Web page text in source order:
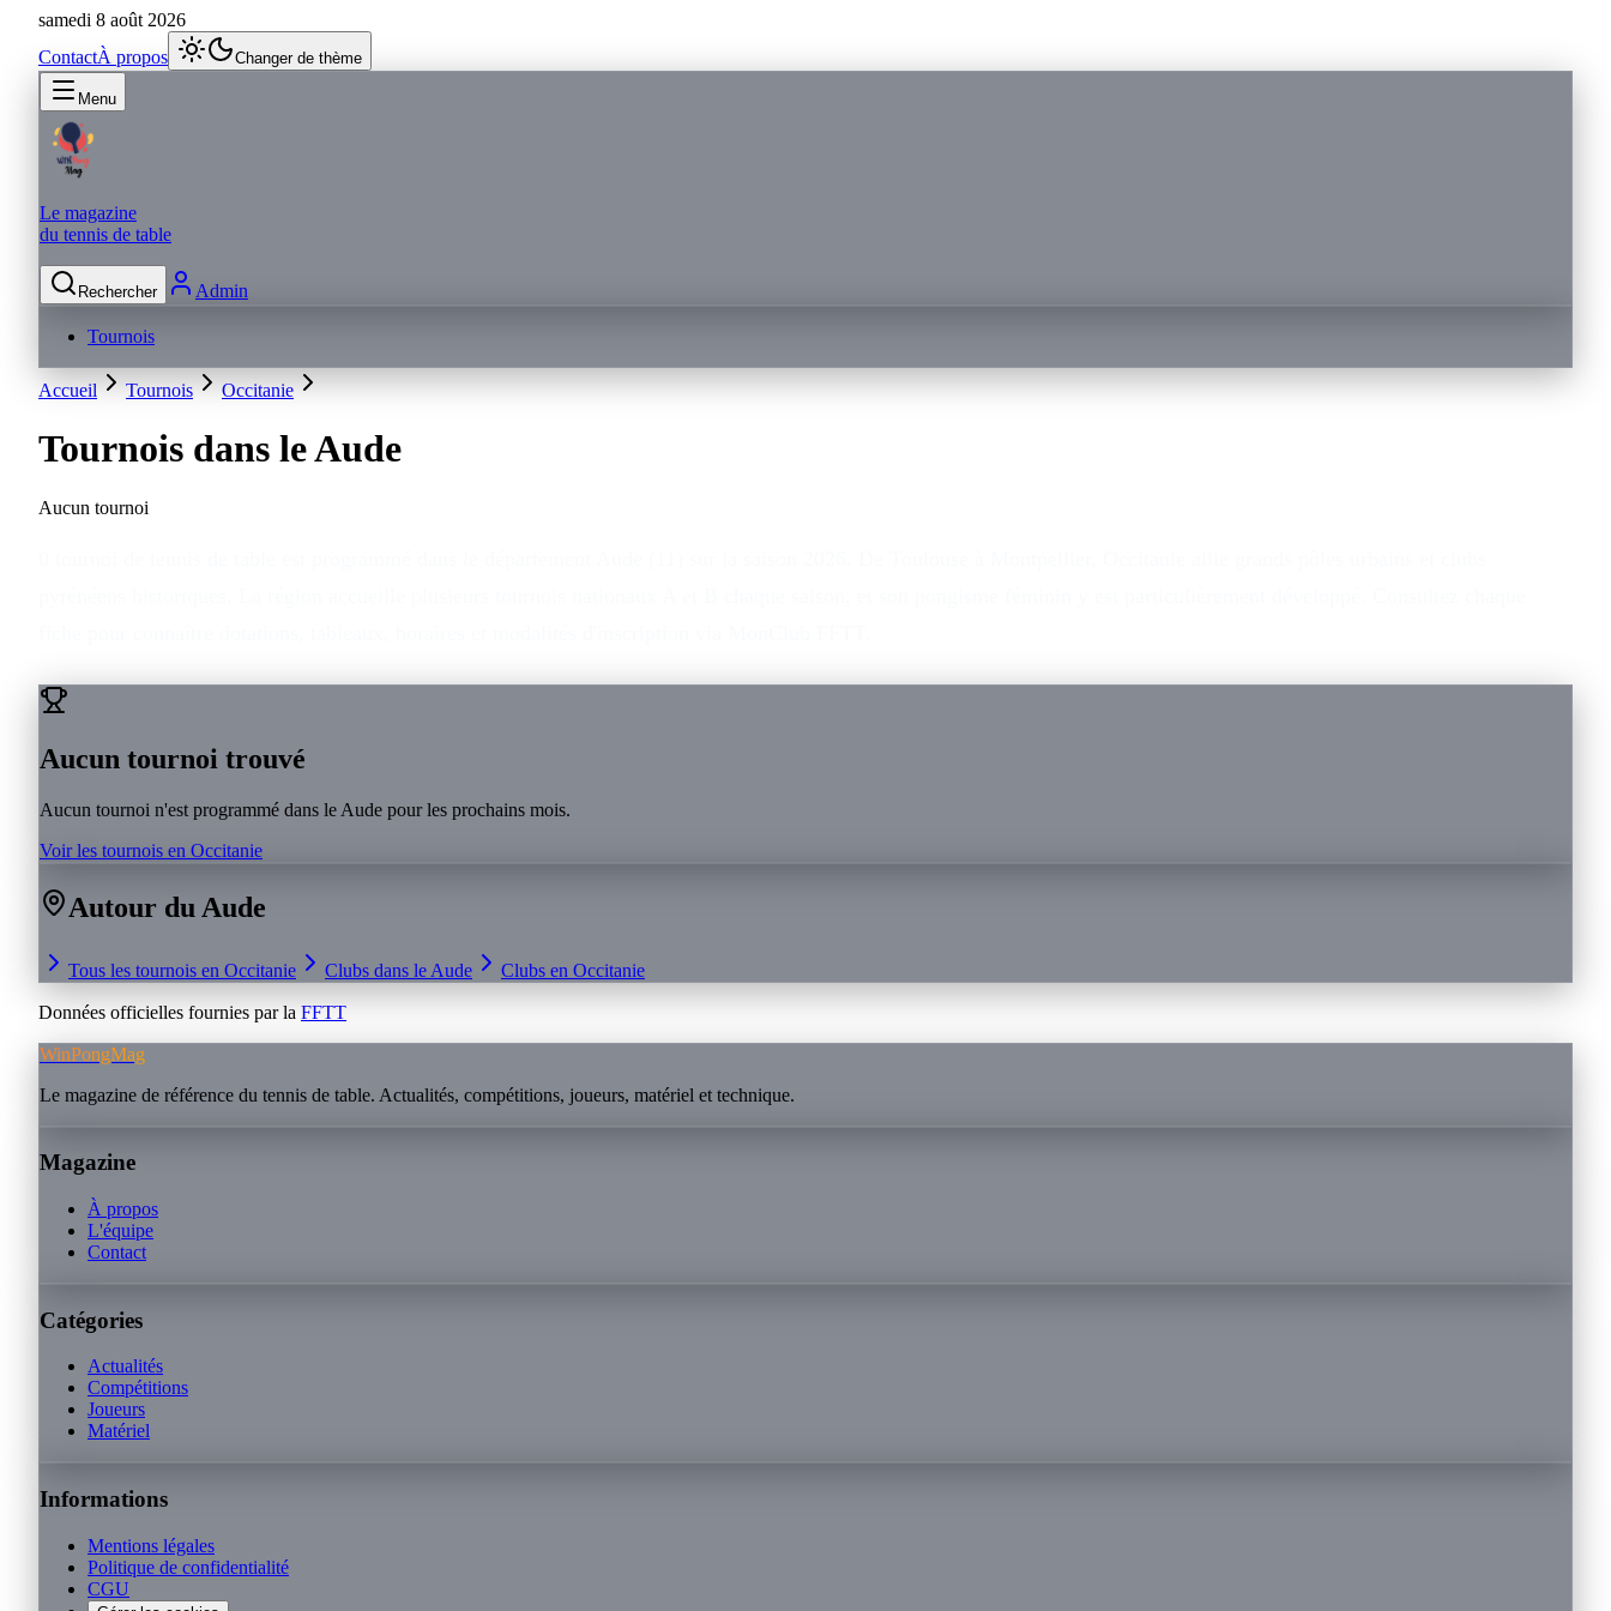
samedi 8 août 2026
ContactÀ propos Changer de thème
Menu
Le magazine
du tennis de table
Rechercher Admin
Tournois
Accueil Tournois Occitanie
Tournois dans leAude
Aucun tournoi
Aucun tournoi trouvé
Aucun tournoi n'est programmé dans le Aude pour les prochains mois.
Voir les tournois en Occitanie
Autour du Aude
Tous les tournois en Occitanie Clubs dans le Aude Clubs en Occitanie
Données officielles fournies par la FFTT
WinPongMag
Le magazine de référence du tennis de table. Actualités, compétitions, joueurs, matériel et technique.
Magazine
À propos
L'équipe
Contact
Catégories
Actualités
Compétitions
Joueurs
Matériel
Informations
Mentions légales
Politique de confidentialité
CGU